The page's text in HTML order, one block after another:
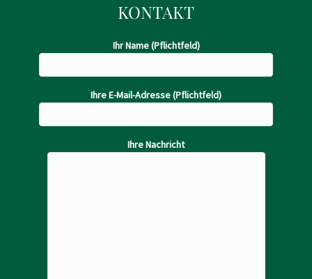
KONTAKT
Ihr Name (Pflichtfeld)
Ihre E-Mail-Adresse (Pflichtfeld)
Ihre Nachricht